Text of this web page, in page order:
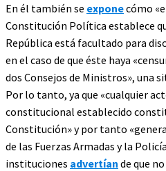
En él también se exponecómo
Constitución Política establece
República está facultado para
en el caso de que éste haya
dos Consejos de Ministros», una
Por lo tanto, ya que «cualquier
constitucional establecido
Constitución» y por tanto
de las Fuerzas Armadas y la
instituciones advertían de que